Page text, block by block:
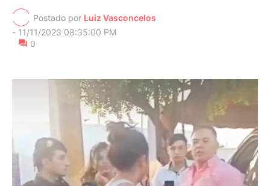
Postado por Luiz Vasconcelos
- 11/11/2023 08:35:00 PM
0